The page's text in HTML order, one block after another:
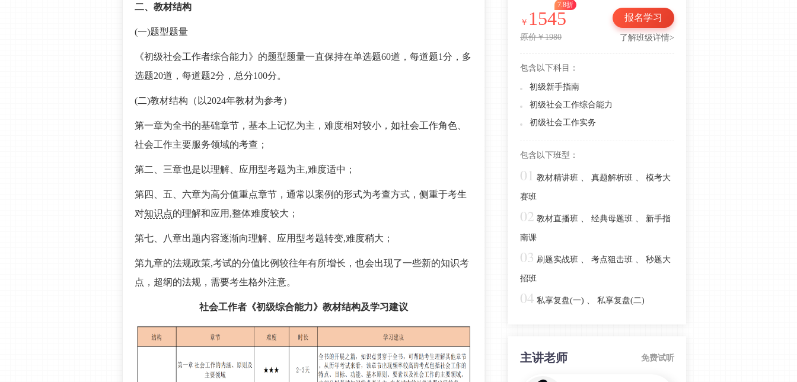
二、教材结构
(一)题型题量
《初级社会工作者综合能力》的题型题量一直保持在单选题60道，每道题1分，多
选题20道，每道题2分，总分100分。
(二)教材结构（以2024年教材为参考）
第一章为全书的基础章节，基本上记忆为主，难度相对较小，如社会工作角色、
社会工作主要服务领域的考查；
第二、三章也是以理解、应用型考题为主,难度适中；
第四、五、六章为高分值重点章节，通常以案例的形式为考查方式，侧重于考生
对知识点的理解和应用,整体难度较大；
第七、八章出题内容逐渐向理解、应用型考题转变,难度稍大；
第九章的法规政策,考试的分值比例较往年有所增长，也会出现了一些新的知识考
点，超纲的法规，需要考生格外注意。
社会工作者《初级综合能力》教材结构及学习建议
力第五章思维导图+习题
新教材考情速递！2026年初级综合能
力第四章思维导图+习题
新教材考情速递！2026年初级综合能
力第二章思维导图+习题
力》真题考点覆盖解析
2025初级社工综合能力考情分析：难
度升级，超纲+大纲增补占5%！
速看！2025社工初级综合能力「必背
核心考点大揭秘
有点难！2025初级社会工作综合能力
精华版，速看！
￥ 1545
7.8折
原价￥1980
报名学习
了解班级详情>
包含以下科目：
初级新手指南
初级社会工作综合能力
初级社会工作实务
包含以下班型：
01 教材精讲班 、 真题解析班 、 模考大
赛班
02 教材直播班 、 经典母题班 、 新手指
南课
03 刷题实战班 、 考点狙击班 、 秒题大
招班
04 私享复盘(一) 、 私享复盘(二)
主讲老师 免费试听